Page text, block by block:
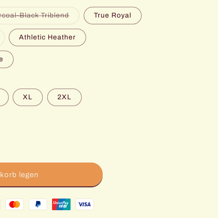
Black TriblendVariante
ausverkauft
oder
nicht
verfügbar
True Royal
Athletic Heather
XL 2XL
legen